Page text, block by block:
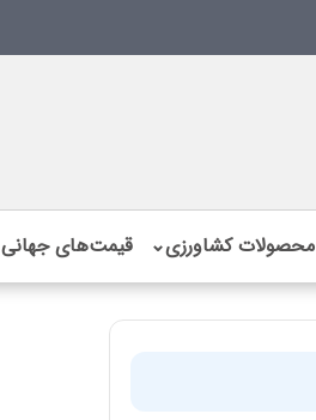
محصولات کشاورزی⌄ قیمت‌های جهانی